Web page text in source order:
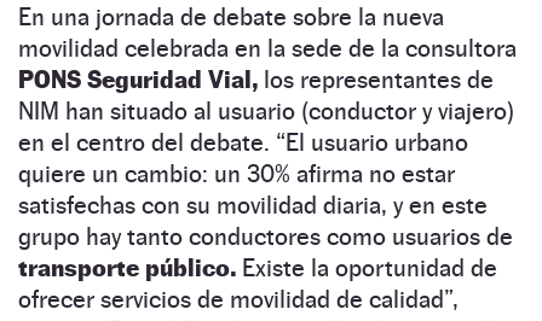
En una jornada de debate sobre la nueva
movilidad celebrada en la sede de la consultora
PONS Seguridad Vial, los representantes de
NIM han situado al usuario (conductor y viajero)
en el centro del debate. “El usuario urbano
quiere un cambio: un 30% afirma no estar
satisfechas con su movilidad diaria, y en este
grupo hay tanto conductores como usuarios de
transporte público. Existe la oportunidad de
ofrecer servicios de movilidad de calidad”,